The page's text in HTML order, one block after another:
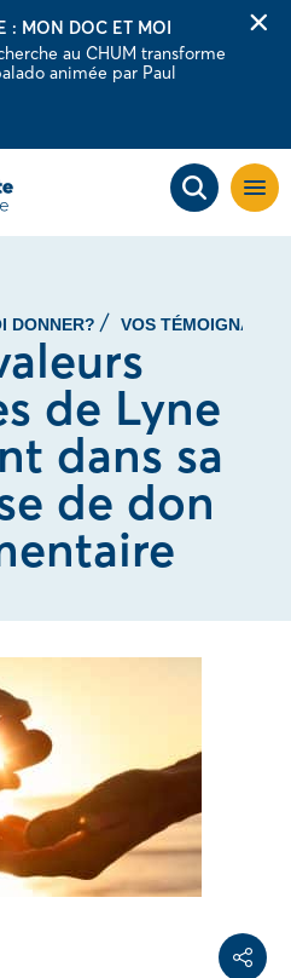
: MON DOC ET MOI
au CHUM transforme
animée par Paul
la
DONNER? VOS TÉMOIGNAGES
de Lyne
dans sa
de don